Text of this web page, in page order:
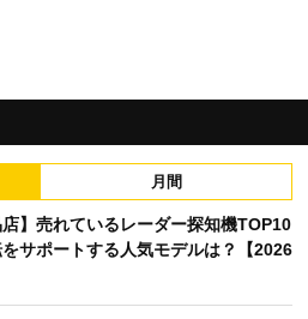
月間
店】売れているレーダー探知機TOP10
をサポートする人気モデルは？【2026